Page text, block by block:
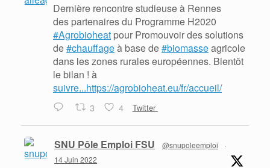
Dernière rencontre studieuse à Rennes
des partenaires du Programme H2020
#Agrobioheat pour Promouvoir des solutions
de#chauffageà base de#biomasseagricole
dans les zones rurales européennes. Bientôt
le bilan ! à
suivre...https://agrobioheat.eu/fr/accueil/
3 4 Twitter
SNU Pôle Emploi FSU @snupoleemploi
·
14 Juin 2022